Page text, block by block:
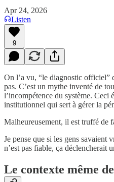
Apr 24, 2026
Listen
9
On l’a vu, “le diagnostic officiel”
pas. C’est un mythe inventé de
l’incompétence du système. Ceci
institutionnel qui sert à gérer la
Malheureusement, il est truffé de
Je pense que si les gens savaient
n’est pas fiable, ça déclencherait
Le contexte même